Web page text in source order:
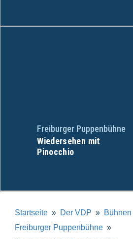
Freiburger Puppenbühne
Wiedersehen mit
Pinocchio
Startseite Der VDP
Bühnen
Freiburger Puppenbühne